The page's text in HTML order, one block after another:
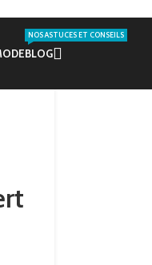
BLOG
NOS ASTUCES ET CONSEILS